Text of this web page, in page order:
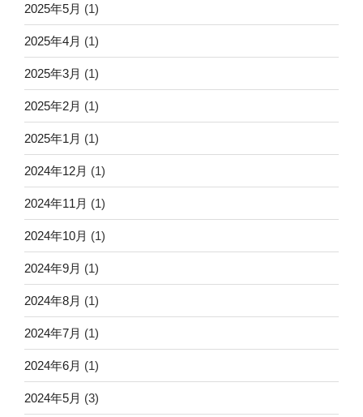
2025年5月 (1)
2025年4月 (1)
2025年3月 (1)
2025年2月 (1)
2025年1月 (1)
2024年12月 (1)
2024年11月 (1)
2024年10月 (1)
2024年9月 (1)
2024年8月 (1)
2024年7月 (1)
2024年6月 (1)
2024年5月 (3)